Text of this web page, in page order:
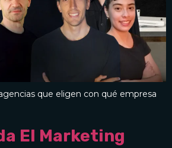
que eligen con qué empresa
El Marketing